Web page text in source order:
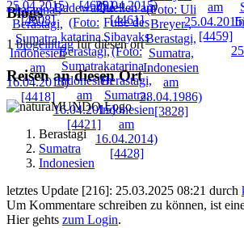
Blogs
1blogeintragfür diesen ort
Reisen an diesen Ort
Berastagi
Sumatra
Indonesien
letztes Update [216]: 25.03.2025 08:21 durch
Um Kommentare schreiben zu können, ist
Hier gehts zum Login.